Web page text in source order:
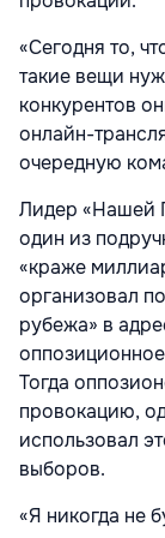
«Сегодня то,
такие вещи
конкурентов
онлайн-
очередную
Лидер «Нашей
один из
«краже
организовал
рубежа» в
Тогда
провокацию,
использовал
выборов.
«Я никогда не